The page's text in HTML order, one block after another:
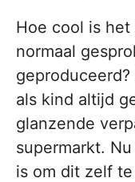
Hoe cool is
normaal
als kind altijd
glanzende
supermarkt.
is om dit zelf